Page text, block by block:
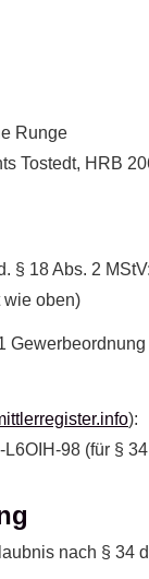
Runge
Tostedt, HRB
§ 18 Abs. 2 MStV:
wie oben)
):
98 (für §
nach § 34